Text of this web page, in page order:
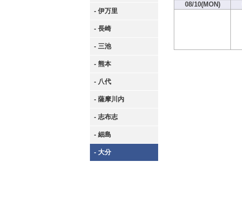
- 伊万里
- 長崎
- 三池
- 熊本
- 八代
- 薩摩川内
- 志布志
- 細島
- 大分
08/10(MON)